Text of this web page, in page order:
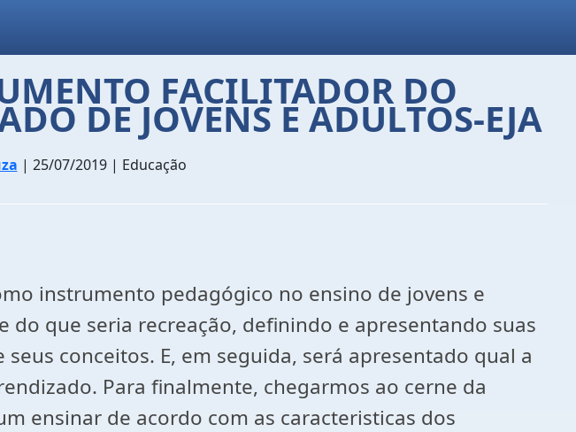
FACILITADOR DO
DE JOVENS E ADULTOS-EJA
| 25/07/2019 | Educação
instrumento pedagógico no ensino de jovens e
do que seria recreação, definindo e apresentando suas
conceitos. E, em seguida, será apresentado qual a
Para finalmente, chegarmos ao cerne da
ensinar de acordo com as caracteristicas dos